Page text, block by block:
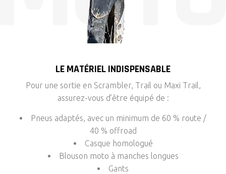
LE MATÉRIEL INDISPENSABLE
Pour une sortie en Scrambler, Trail ou Maxi Trail,
assurez-vous d’être équipé de :
Pneus adaptés, avec un minimum de 60 % route /
40 % offroad
Casque homologué
Blouson moto à manches longues
Gants